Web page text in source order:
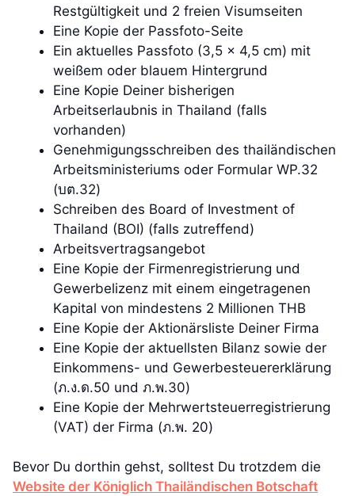
Restgültigkeit und 2 freien Visumseiten
Eine Kopie der Passfoto-Seite
Ein aktuelles Passfoto (3,5 x 4,5 cm) mit
weißem oder blauem Hintergrund
Eine Kopie Deiner bisherigen
Arbeitserlaubnis in Thailand (falls
vorhanden)
Genehmigungsschreiben des thailändischen
Arbeitsministeriums oder Formular WP.32
(บต.32)
Schreiben des Board of Investment of
Thailand (BOI) (falls zutreffend)
Arbeitsvertragsangebot
Eine Kopie der Firmenregistrierung und
Gewerbelizenz mit einem eingetragenen
Kapital von mindestens 2 Millionen THB
Eine Kopie der Aktionärsliste Deiner Firma
Eine Kopie der aktuellsten Bilanz sowie der
Einkommens- und Gewerbesteuererklärung
(ภ.ง.ด.50 und ภ.พ.30)
Eine Kopie der Mehrwertsteuerregistrierung
(VAT) der Firma (ภ.พ. 20)
Bevor Du dorthin gehst, solltest Du trotzdem die
Website der Königlich Thailändischen Botschaft